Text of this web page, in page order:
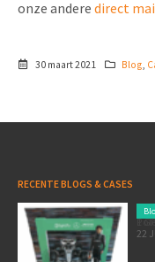
onze andere direct
30 maart 2021 Blog
RECENTE BLOGS & CASES
22